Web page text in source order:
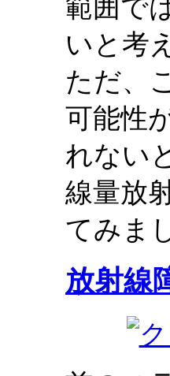
範囲で
いと考
ただ、
可能性
れない
線量放
てみま
放射線